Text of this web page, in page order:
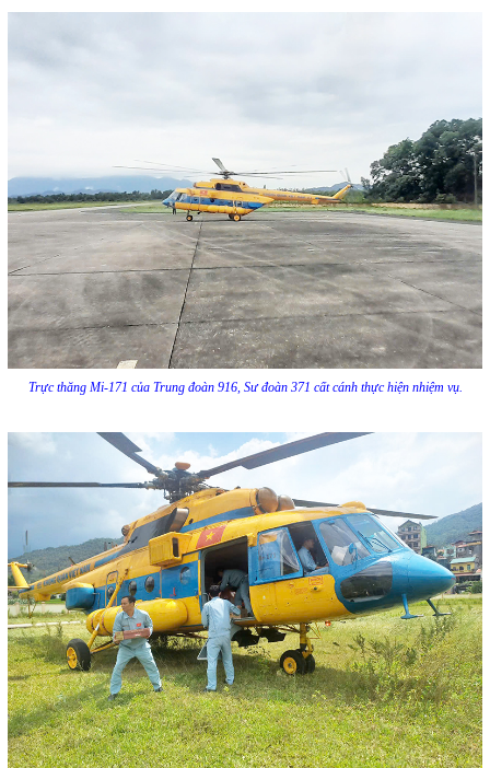
Trực thăng Mi-171 của Trung đoàn 916, Sư đoàn 371 cất cánh thực hiện nhiệm vụ.